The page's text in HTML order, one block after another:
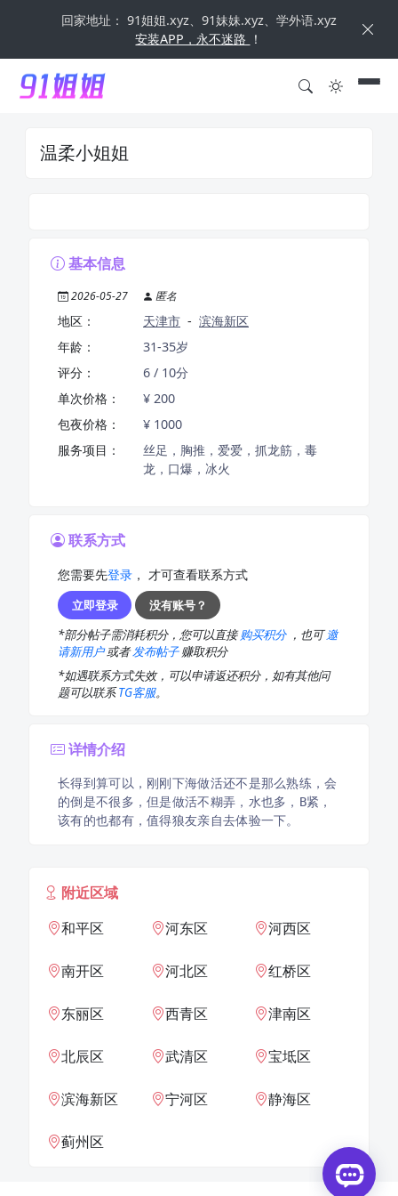
回家地址： 91姐姐.xyz、91妹妹.xyz、学外语.xyz
安装APP，永不迷路 ！
温柔小姐姐
基本信息
2026-05-27 匿名
地区： 天津市 - 滨海新区
年龄：
31-35岁
评分：
6 / 10分
单次价格：
¥ 200
包夜价格：
¥ 1000
服务项目：
丝足，胸推，爱爱，抓龙筋，毒
龙，口爆，冰火
联系方式
您需要先登录 ， 才可查看联系方式
立即登录
没有账号？
*部分帖子需消耗积分，您可以直接购买积分 ，也可邀
请新用户或者发布帖子赚取积分
*如遇联系方式失效，可以申请返还积分，如有其他问
题可以联系TG客服。
详情介绍
长得到算可以，刚刚下海做活还不是那么熟练，会
的倒是不很多，但是做活不糊弄，水也多，B紧，
该有的也都有，值得狼友亲自去体验一下。
附近区域
和平区
河东区 河西区
南开区 河北区 红桥区
东丽区 西青区 津南区
北辰区 武清区 宝坻区
滨海新区 宁河区 静海区
蓟州区